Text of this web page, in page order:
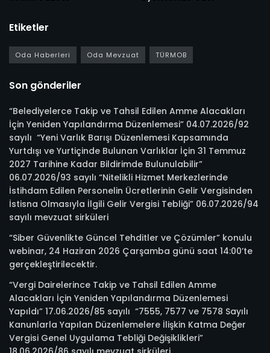
Etiketler
Oda Haberleri Oda Mevzuat TÜRMOB
Son gönderiler
“Belediyelerce Takip ve Tahsil Edilen Amme Alacakları
İçin Yeniden Yapılandırma Düzenlemesi” 04.07.2026/92
sayılı “Yeni Varlık Barışı Düzenlemesi Kapsamında
Yurtdışı ve Yurtiçinde Bulunan Varlıklar İçin 31 Temmuz
2027 Tarihine Kadar Bildirimde Bulunulabilir”
06.07.2026/93 sayılı “Nitelikli Hizmet Merkezlerinde
İstihdam Edilen Personelin Ücretlerinin Gelir Vergisinden
İstisna Olmasıyla İlgili Gelir Vergisi Tebliği” 06.07.2026/94
sayılı mevzuat sirküleri
“Siber Güvenlikte Güncel Tehditler ve Çözümler” konulu
webinar, 24 Haziran 2026 Çarşamba günü saat 14:00’te
gerçekleştirilecektir.
“Vergi Dairelerince Takip ve Tahsil Edilen Amme
Alacakları İçin Yeniden Yapılandırma Düzenlemesi
Yapıldı” 17.06.2026/85 sayılı “7555, 7577 ve 7578 Sayılı
Kanunlarla Yapılan Düzenlemelere İlişkin Katma Değer
Vergisi Genel Uygulama Tebliği Değişiklikleri”